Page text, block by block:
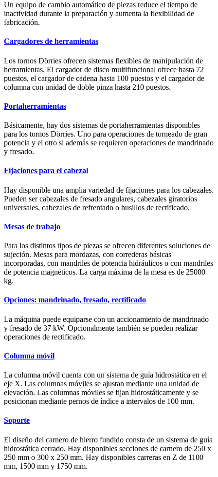
Un equipo de cambio automático de piezas reduce el tiempo de
inactividad durante la preparación y aumenta la flexibilidad de
fabricación.
Cargadores de herramientas
Los tornos Dörries ofrecen sistemas flexibles de manipulación de
herramientas. El cargador de disco multifuncional ofrece hasta 72
puestos, el cargador de cadena hasta 100 puestos y el cargador de
columna con unidad de doble pinza hasta 210 puestos.
Portaherramientas
Básicamente, hay dos sistemas de portaherramientas disponibles
para los tornos Dörries. Uno para operaciones de torneado de gran
potencia y el otro si además se requieren operaciones de mandrinado
y fresado.
Fijaciones para el cabezal
Hay disponible una amplia variedad de fijaciones para los cabezales.
Pueden ser cabezales de fresado angulares, cabezales giratorios
universales, cabezales de refrentado o husillos de rectificado.
Mesas de trabajo
Para los distintos tipos de piezas se ofrecen diferentes soluciones de
sujeción. Mesas para mordazas, con correderas básicas
incorporadas, con mandriles de potencia hidráulicos o con mandriles
de potencia magnéticos. La carga máxima de la mesa es de 25000
kg.
Opciones: mandrinado, fresado, rectificado
La máquina puede equiparse con un accionamiento de mandrinado
y fresado de 37 kW. Opcionalmente también se pueden realizar
operaciones de rectificado.
Columna móvil
La columna móvil cuenta con un sistema de guía hidrostática en el
eje X. Las columnas móviles se ajustan mediante una unidad de
elevación. Las columnas móviles se fijan hidrostáticamente y se
posicionan mediante pernos de índice a intervalos de 100 mm.
Soporte
El diseño del carnero de hierro fundido consta de un sistema de guía
hidrostática cerrado. Hay disponibles secciones de carnero de 250 x
250 mm o 300 x 250 mm. Hay disponibles carreras en Z de 1100
mm, 1500 mm y 1750 mm.